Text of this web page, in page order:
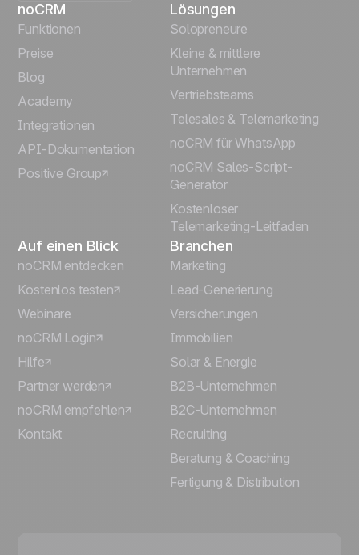
English
Español
Português
Italiano
noCRM
Funktionen
Preise
Blog
Academy
Integrationen
API-Dokumentation
Positive Group
Lösungen
Solopreneure
Kleine & mittlere
Unternehmen
Vertriebsteams
Telesales & Telemarketing
noCRM für WhatsApp
noCRM Sales-Script-
Generator
Kostenloser
Telemarketing-Leitfaden
Auf einen Blick
noCRM entdecken
Kostenlos testen
Webinare
noCRM Login
Hilfe
Partner werden
noCRM empfehlen
Kontakt
Branchen
Marketing
Lead-Generierung
Versicherungen
Immobilien
Solar & Energie
B2B-Unternehmen
B2C-Unternehmen
Recruiting
Beratung & Coaching
Fertigung & Distribution